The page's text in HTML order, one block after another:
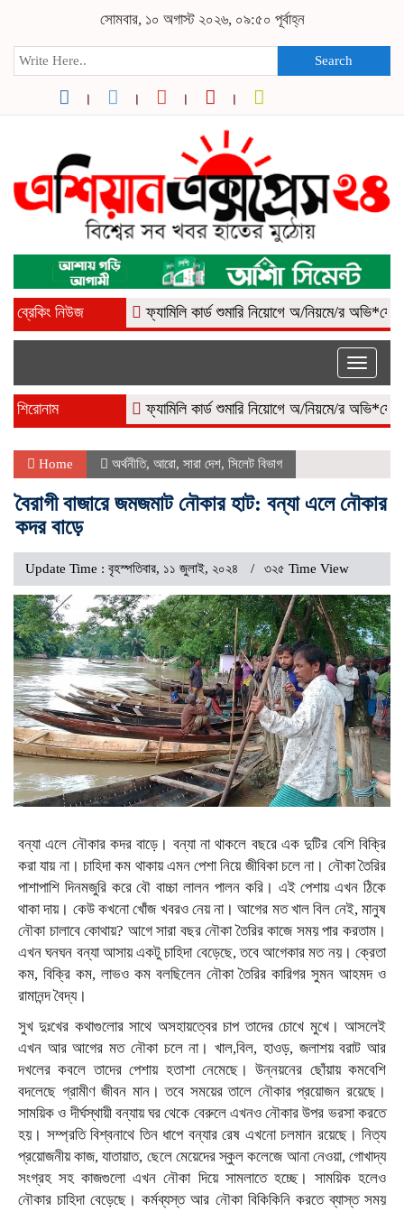
সোমবার, ১০ অগাস্ট ২০২৬, ০৯:৫০ পূর্বাহ্ন
Search
ব্রেকিং নিউজ ফ্যামিলি কার্ড শুমারি নিয়োগে অ/নিয়মে/র অভি*যোগ,
Toggle
শিরোনাম ফ্যামিলি কার্ড শুমারি নিয়োগে অ/নিয়মে/র অভি*যোগ,
Home অর্থনীতি, আরো, সারা দেশ, সিলেট বিভাগ
বৈরাগী বাজারে জমজমাট নৌকার হাট: বন্যা এলে নৌকার
কদর বাড়ে
Update Time : বৃহস্পতিবার, ১১ জুলাই, ২০২৪ ৩২৫ Time View
বন্যা এলে নৌকার কদর বাড়ে। বন্যা না থাকলে বছরে এক দুটির বেশি বিক্রি
করা যায় না। চাহিদা কম থাকায় এমন পেশা নিয়ে জীবিকা চলে না। নৌকা তৈরির
পাশাপাশি দিনমজুরি করে বৌ বাচ্চা লালন পালন করি। এই পেশায় এখন ঠিকে
থাকা দায়। কেউ কখনো খোঁজ খবরও নেয় না। আগের মত খাল বিল নেই, মানুষ
নৌকা চালাবে কোথায়? আগে সারা বছর নৌকা তৈরির কাজে সময় পার করতাম।
এখন ঘনঘন বন্যা আসায় একটু চাহিদা বেড়েছে, তবে আগেকার মত নয়। ক্রেতা
কম, বিক্রি কম, লাভও কম বলছিলেন নৌকা তৈরির কারিগর সুমন আহমদ ও
রামানন্দ বৈদ্য।
সুখ দুঃখের কথাগুলোর সাথে অসহায়ত্বের চাপ তাদের চোখে মুখে। আসলেই
এখন আর আগের মত নৌকা চলে না। খাল,বিল, হাওড়, জলাশয় বরাট আর
দখলের কবলে তাদের পেশায় হতাশা নেমেছে। উন্নয়নের ছোঁয়ায় কমবেশি
বদলেছে গ্রামীণ জীবন মান। তবে সময়ের তালে নৌকার প্রয়োজন রয়েছে।
সাময়িক ও দীর্ঘস্থায়ী বন্যায় ঘর থেকে বেরুলে এখনও নৌকার উপর ভরসা করতে
হয়। সম্প্রতি বিশ্বনাথে তিন ধাপে বন্যার রেষ এখনো চলমান রয়েছে। নিত্য
প্রয়োজনীয় কাজ, যাতায়াত, ছেলে মেয়েদের স্কুল কলেজে আনা নেওয়া, গোখাদ্য
সংগ্রহ সহ কাজগুলো এখন নৌকা দিয়ে সামলাতে হচ্ছে। সাময়িক হলেও
নৌকার চাহিদা বেড়েছে। কর্মব্যস্ত আর নৌকা বিকিকিনি করতে ব্যাস্ত সময়